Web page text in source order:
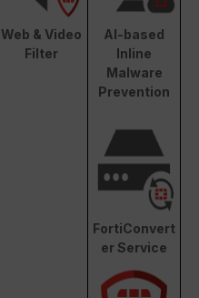
Web & Video
Filter
AI-based
Inline
Malware
Prevention
FortiConvert
er Service